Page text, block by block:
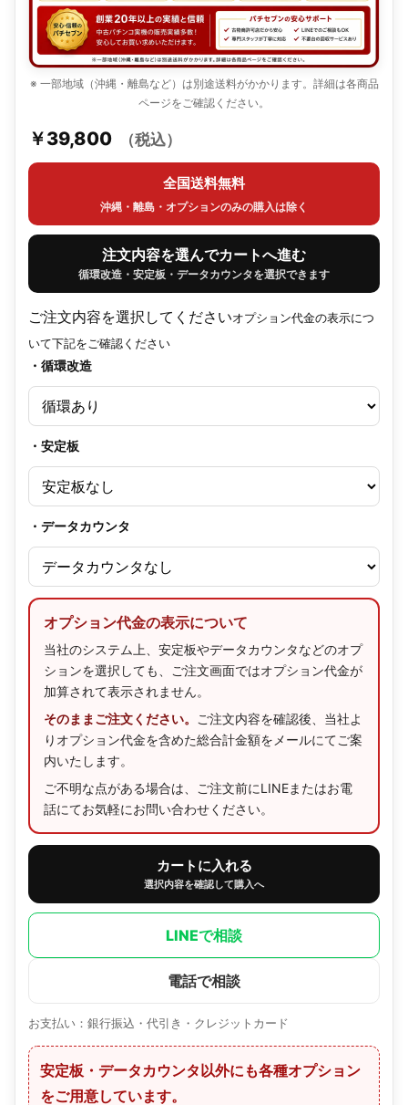
※ 一部地域（沖縄・離島など）は別途送料がかかります。詳細は各商品
ページをご確認ください。
￥39,800 （税込）
全国送料無料
沖縄・離島・オプションのみの購入は除く
注文内容を選んでカートへ進む
循環改造・安定板・データカウンタを選択できます
ご注文内容を選択してくださいオプション代金の表示につ
いて下記をご確認ください
・循環改造
・安定板
・データカウンタ
オプション代金の表示について
当社のシステム上、安定板やデータカウンタなどのオプ
ションを選択しても、ご注文画面ではオプション代金が
加算されて表示されません。
そのままご注文ください。 ご注文内容を確認後、当社よ
りオプション代金を含めた総合計金額をメールにてご案
内いたします。
ご不明な点がある場合は、ご注文前にLINEまたはお電
話にてお気軽にお問い合わせください。
カートに入れる
選択内容を確認して購入へ
LINEで相談
電話で相談
お支払い：銀行振込・代引き・クレジットカード
安定板・データカウンタ以外にも各種オプション
をご用意しています。